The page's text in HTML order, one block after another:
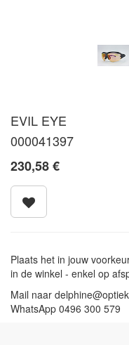
EVIL EYE
000041397
230,58€
Plaats het in jouw
in de winkel - enkel op
Mail naar
WhatsApp 0496 300 579